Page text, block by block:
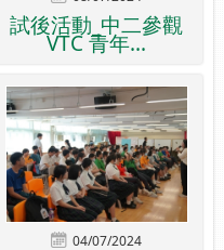
試後活動_中二參觀
VTC 青年...
04/07/2024